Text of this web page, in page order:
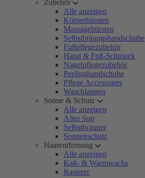
Zubehör
Alle anzeigen
Körperbürsten
Massagebürsten
Selbstbräungshandschuhe
Fußpflegezubehör
Hand & Fuß-Schmuck
Nagelpflegezubehör
Peelinghandschuhe
Pflege Accessoires
Waschlappen
Sonne & Schutz
Alle anzeigen
After Sun
Selbstbräuner
Sonnenschutz
Haarentfernung
Alle anzeigen
Kalt- & Warmwachs
Rasierer